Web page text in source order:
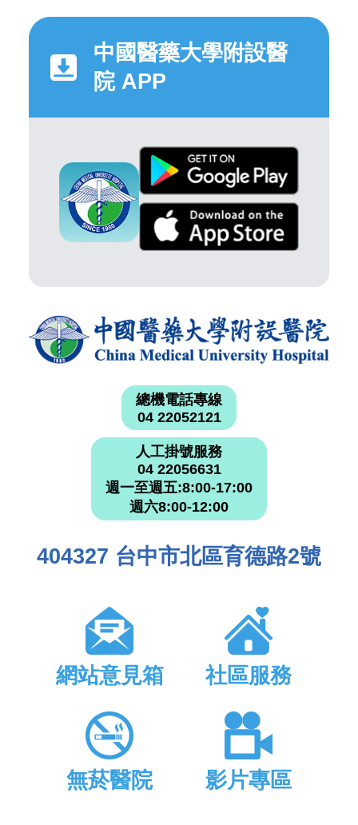
中國醫藥大學附設醫
院 APP
總機電話專線
04 22052121
人工掛號服務
04 22056631
週一至週五:8:00-17:00
週六8:00-12:00
404327 台中市北區育德路2號
網站意見箱 社區服務
無菸醫院 影片專區